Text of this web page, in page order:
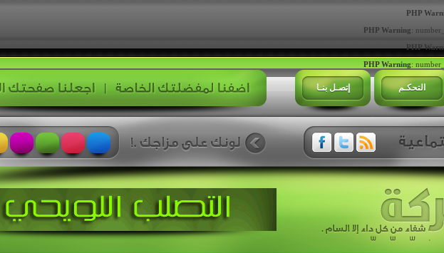
PHP
PHP Warning:
PHP
PHP Warning:
التحكـم إتصـل بنـا